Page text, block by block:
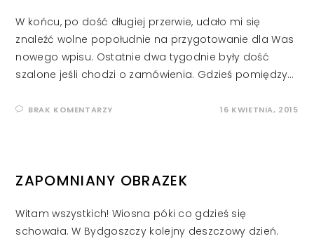
W końcu, po dość długiej przerwie, udało mi się
znaleźć wolne popołudnie na przygotowanie dla Was
nowego wpisu. Ostatnie dwa tygodnie były dość
szalone jeśli chodzi o zamówienia. Gdzieś pomiędzy…
BRAK KOMENTARZY 16 KWIETNIA, 2015
ZAPOMNIANY OBRAZEK
Witam wszystkich! Wiosna póki co gdzieś się
schowała. W Bydgoszczy kolejny deszczowy dzień.